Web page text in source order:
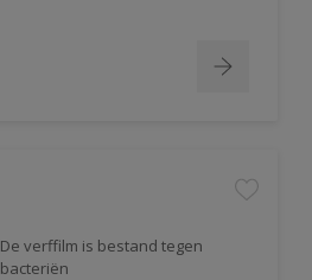
De verffilm is bestand tegen
bacteriën